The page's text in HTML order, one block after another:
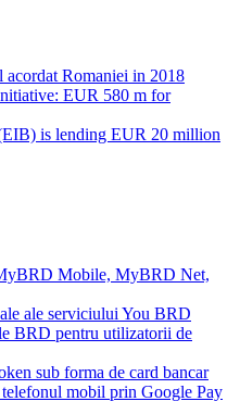
Romaniei in 2018
EUR 580 m for
is lending EUR 20 million
Mobile, MyBRD Net,
ale serviciului You BRD
BRD pentru utilizatorii de
sub forma de card bancar
mobil prin Google Pay